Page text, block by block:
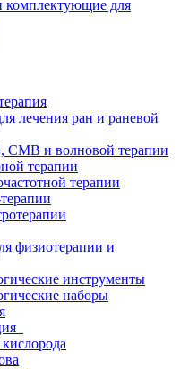
комплектующие для
лечения ран и раневой
и волновой терапии
терапии
терапии
физиотерапии и
инструменты
наборы